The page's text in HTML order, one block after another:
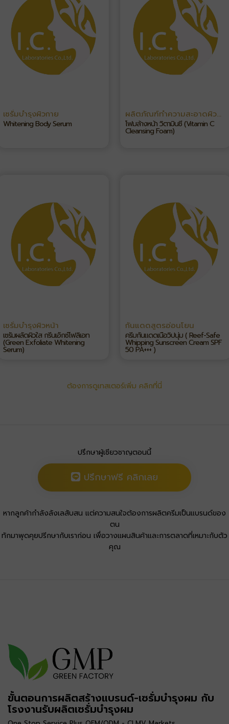
เซรั่มบำรุงผิวกาย
Whitening Body Serum
ผลิตภัณฑ์ทำความสะอาดผิว
หน้า
โฟมล้างหน้า วิตามินซี (Vitamin C
Cleansing Foam)
เซรั่มบำรุงผิวหน้า
เซรั่มผลัดผิวใส กรีนเอ็กซ์โฟลิเอท
(Green Exfoliate Whitening
Serum)
กันแดดสูตรอ่อนโยน
ครีมกันแดดเนื้อวิปนุ่ม ( Reef-Safe
Whipping Sunscreen Cream SPF
50 PA+++ )
ต้องการดูเทสเตอร์เพิ่ม คลิกที่นี่
ปรึกษาผู้เชียวชาญตอนนี้
ปรึกษาฟรี คลิกเลย
หากลูกค้ากำลังลังเลสับสน แต่ความสนใจต้องการผลิตครีมเป็นแบรนด์ของ
ตน
ทักมาพุดคุยปรีกษากับเราก่อน เพื่อวางแผนสินค้าและการตลาดที่เหมาะกับตัว
คุณ
ขั้นตอนการผลิตสร้างแบรนด์-เซรั่มบำรุงผม กับ
โรงงานรับผลิตเซรั่มบำรุงผม